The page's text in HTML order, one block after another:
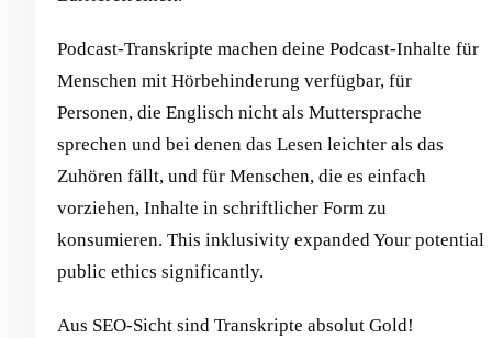
Podcast-Transkripte machen deine Podcast-Inhalte für
Menschen mit Hörbehinderung verfügbar, für
Personen, die Englisch nicht als Muttersprache
sprechen und bei denen das Lesen leichter als das
Zuhören fällt, und für Menschen, die es einfach
vorziehen, Inhalte in schriftlicher Form zu
konsumieren. This inklusivity expanded Your potential
public ethics significantly.
Aus SEO-Sicht sind Transkripte absolut Gold!